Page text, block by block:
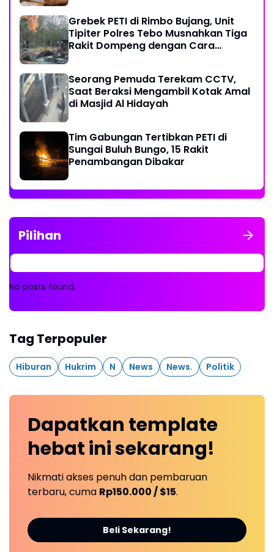
Grebek PETI di Rimbo Bujang, Unit
Tipiter Polres Tebo Musnahkan Tiga
Rakit Dompeng dengan Cara
Seorang Pemuda Terekam CCTV,
Saat Beraksi Mengambil Kotak Amal
di Masjid Al Hidayah
Tim Gabungan Tertibkan PETI di
Sungai Buluh Bungo, 15 Rakit
Penambangan Dibakar
Pilihan
No posts found.
Tag Terpopuler
Hiburan Hukrim N News News. Politik
Dapatkan template
hebat inisekarang!
Nikmati akses penuh dan pembaruan
terbaru, cuma Rp150.000 / $15.
Beli Sekarang!